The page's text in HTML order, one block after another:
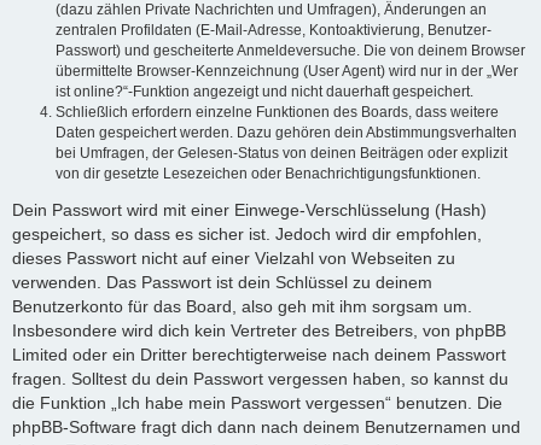
(dazu zählen Private Nachrichten und Umfragen), Änderungen an
zentralen Profildaten (E-Mail-Adresse, Kontoaktivierung, Benutzer-
Passwort) und gescheiterte Anmeldeversuche. Die von deinem Browser
übermittelte Browser-Kennzeichnung (User Agent) wird nur in der „Wer
ist online?“-Funktion angezeigt und nicht dauerhaft gespeichert.
Schließlich erfordern einzelne Funktionen des Boards, dass weitere
Daten gespeichert werden. Dazu gehören dein Abstimmungsverhalten
bei Umfragen, der Gelesen-Status von deinen Beiträgen oder explizit
von dir gesetzte Lesezeichen oder Benachrichtigungsfunktionen.
Dein Passwort wird mit einer Einwege-Verschlüsselung (Hash)
gespeichert, so dass es sicher ist. Jedoch wird dir empfohlen,
dieses Passwort nicht auf einer Vielzahl von Webseiten zu
verwenden. Das Passwort ist dein Schlüssel zu deinem
Benutzerkonto für das Board, also geh mit ihm sorgsam um.
Insbesondere wird dich kein Vertreter des Betreibers, von phpBB
Limited oder ein Dritter berechtigterweise nach deinem Passwort
fragen. Solltest du dein Passwort vergessen haben, so kannst du
die Funktion „Ich habe mein Passwort vergessen“ benutzen. Die
phpBB-Software fragt dich dann nach deinem Benutzernamen und